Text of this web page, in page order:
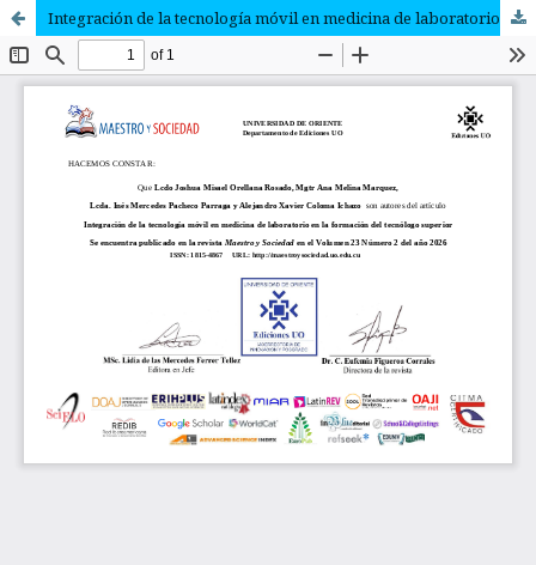
Integración de la tecnología móvil en medicina de laboratorio en la formación del tecnólogo superior